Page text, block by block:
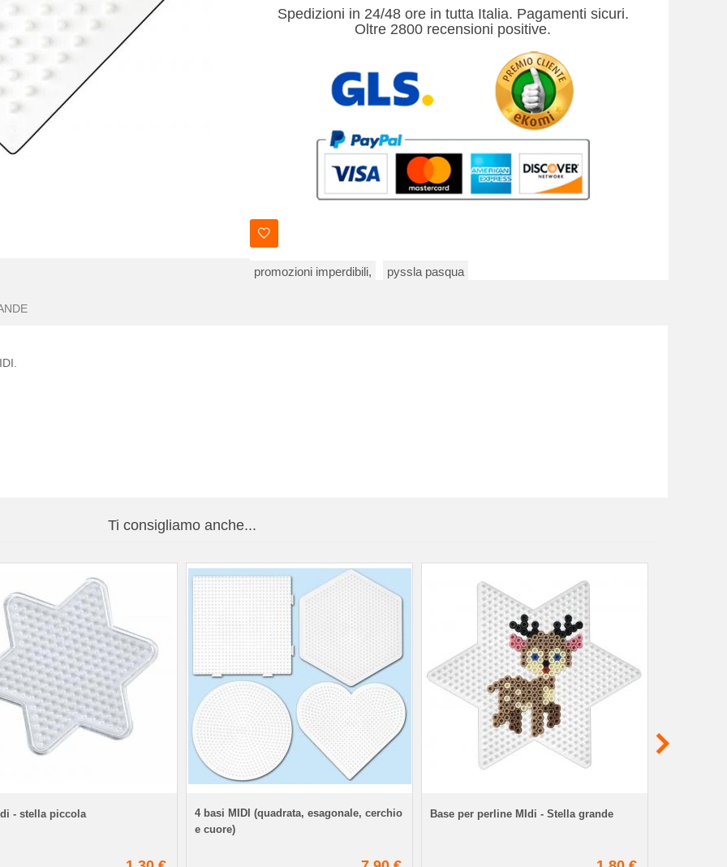
Spedizioni in 24/48 ore in tutta Italia. Pagamenti sicuri.
Oltre 2800 recensioni positive.
promozioni imperdibili, pyssla pasqua
Ti consigliamo anche...
- stella piccola
4 basi MIDI (quadrata, esagonale, cerchio
e cuore)
Base per perline MIdi - Stella grande